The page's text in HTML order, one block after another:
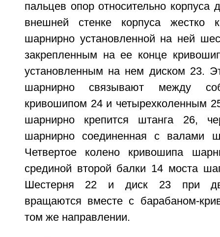
пальцев опор относительно корпуса
внешней стенке корпуса жестко
шарнирно установленной на ней
закрепленным на ее конце
установленным на нем диском 23.
шарнирно связывают между
кривошипом 24 и четырехколенным
шарнирно крепится штанга 26,
шарнирно соединенная с валами
Четвертое колено кривошипа
срединой второй балки 14 моста
Шестерня 22 и диск 23 при
вращаются вместе с барабаном-
том же направлении.